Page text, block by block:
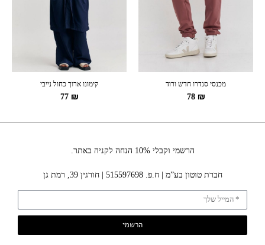
מכנסי סנדרו חדש ורוד
78 ₪
קימונו ארוך כחול נייבי
77 ₪
הרשמי וקבלי 10% הנחה לקניה באתר.
חברת טוטון בע”מ | ח.פ. 515597698 | חורגין 39, רמת גן
הרשמי